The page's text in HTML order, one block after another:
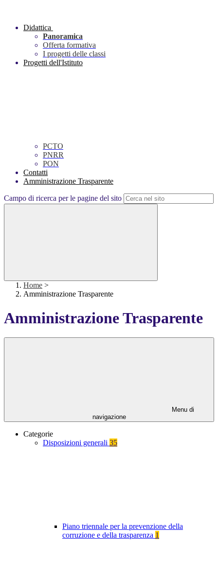
Didattica
Panoramica
Offerta formativa
I progetti delle classi
Progetti dell'Istituto
PCTO
PNRR
PON
Contatti
Amministrazione Trasparente
Campo di ricerca per le pagine del sito
Home >
Amministrazione Trasparente
Amministrazione Trasparente
Menu di
navigazione
Categorie
Disposizioni generali 35
Piano triennale per la prevenzione della
corruzione e della trasparenza 1